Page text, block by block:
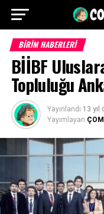
BİRİM HABERLERİ
BİİBF
Topluluğu
Yayınlandı 13 yıl
Yayımlayan